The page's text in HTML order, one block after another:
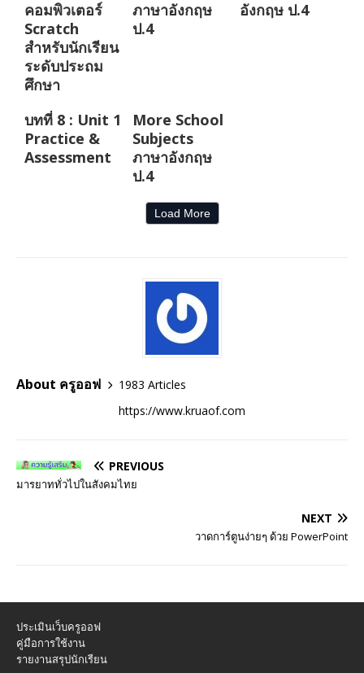
คอมพิวเตอร์
Scratch
สำหรับนักเรียน
ระดับประถม
ศึกษา
ภาษาอังกฤษ
ป.4
อังกฤษ ป.4
บทที่ 8 : Unit 1
Practice &
Assessment
More School
Subjects
ภาษาอังกฤษ
ป.4
Load More
About ครูออฟ
1983 Articles
https://www.kruaof.com
PREVIOUS
มารยาททั่วไปในสังคมไทย
NEXT
วาดการ์ตูนง่ายๆ ด้วย PowerPoint
ประเมินเว็บครูออฟ
คู่มือการใช้งาน
รายงานสรุปนักเรียน